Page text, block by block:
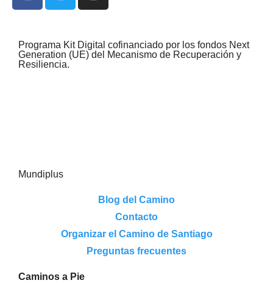
Programa Kit Digital cofinanciado por los fondos Next
Generation (UE) del Mecanismo de Recuperación y
Resiliencia.
Mundiplus
Blog del Camino
Contacto
Organizar el Camino de Santiago
Preguntas frecuentes
Caminos a Pie